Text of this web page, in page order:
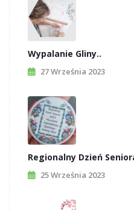
Wypalanie Gliny..
27 Września 2023
Regionalny Dzień
25 Września 2023